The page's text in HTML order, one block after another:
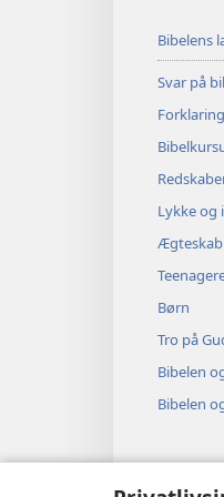
Bibelens
Svar på
Lykke og
Børn
Tro på
Bibelen
Bibelen